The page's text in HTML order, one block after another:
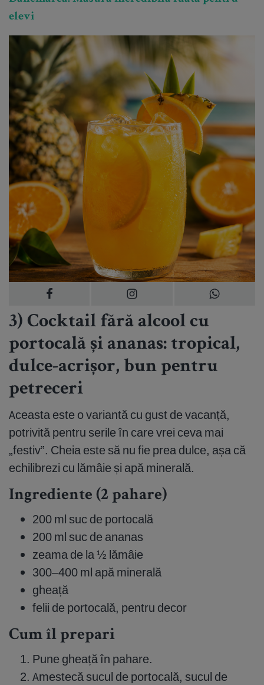
elevi
3) Cocktail fără alcool cu
portocală și ananas: tropical,
dulce-acrișor, bun pentru
petreceri
Aceasta este o variantă cu gust de vacanță,
potrivită pentru serile în care vrei ceva mai
„festiv”. Cheia este să nu fie prea dulce, așa că
echilibrezi cu lămâie și apă minerală.
Ingrediente (2 pahare)
200 ml suc de portocală
200 ml suc de ananas
zeama de la ½ lămâie
300–400 ml apă minerală
gheață
felii de portocală, pentru decor
Cum îl prepari
Pune gheață în pahare.
Amestecă sucul de portocală, sucul de